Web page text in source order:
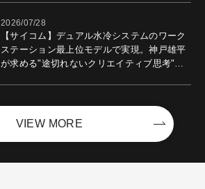
2026/07/28
【サイコム】デュアル水冷システムのワーク
ステーション最上位モデルで実現。神戸雄平
が求める"途切れないクリエイティブ思考"｜
VIEW MORE